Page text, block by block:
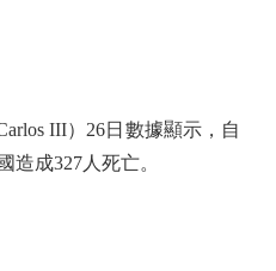
III）26日數據顯示，自
造成327人死亡。